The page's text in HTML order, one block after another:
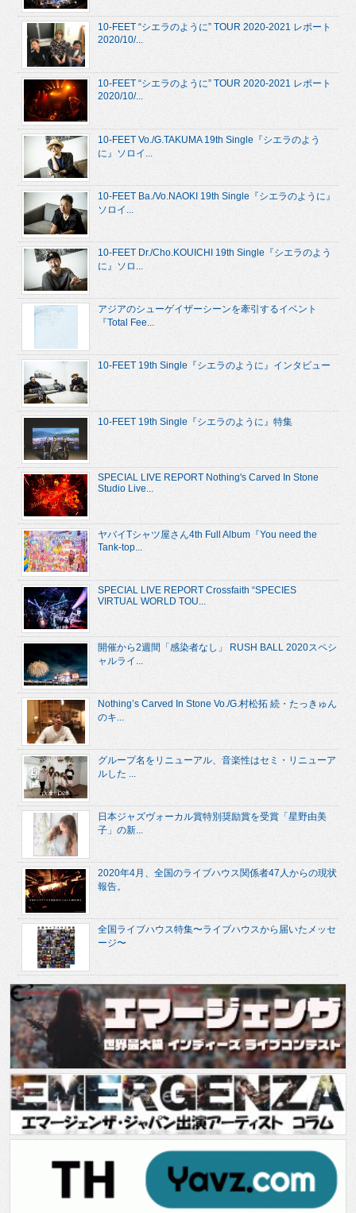
10-FEET “シエラのように” TOUR 2020-2021 レポート
2020/10/...
10-FEET “シエラのように” TOUR 2020-2021 レポート
2020/10/...
10-FEET Vo./G.TAKUMA 19th Single『シエラのよう
に』ソロイ...
10-FEET Ba./Vo.NAOKI 19th Single『シエラのように』
ソロイ...
10-FEET Dr./Cho.KOUICHI 19th Single『シエラのよう
に』ソロ...
アジアのシューゲイザーシーンを牽引するイベント
『Total Fee...
10-FEET 19th Single『シエラのように』インタビュー
10-FEET 19th Single『シエラのように』特集
SPECIAL LIVE REPORT Nothing's Carved In Stone
Studio Live...
ヤバイTシャツ屋さん4th Full Album『You need the
Tank-top...
SPECIAL LIVE REPORT Crossfaith “SPECIES
VIRTUAL WORLD TOU...
開催から2週間「感染者なし」 RUSH BALL 2020スペシ
ャルライ...
Nothing’s Carved In Stone Vo./G.村松拓 続・たっきゅん
のキ...
グループ名をリニューアル、音楽性はセミ・リニューア
ルした ...
日本ジャズヴォーカル賞特別奨励賞を受賞「星野由美
子」の新...
2020年4月、全国のライブハウス関係者47人からの現状
報告。
全国ライブハウス特集〜ライブハウスから届いたメッセ
ージ〜